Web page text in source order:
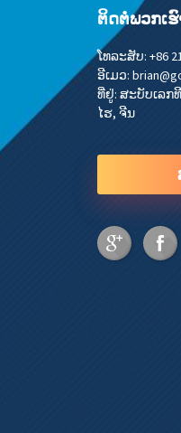
ຕິດ​ຕໍ່​ພວກ​ເຮົ
ໂທລະສັບ: +86
ອີເມວ:
ທີ່ຢູ່: ສະບັບເລກທີ
ໄຮ, ຈີນ